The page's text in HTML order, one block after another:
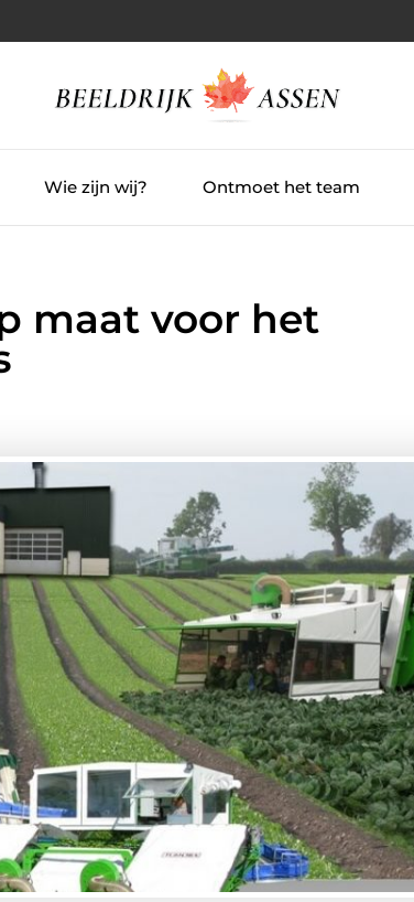
Wie zijn wij? Ontmoet het team
maat voor het